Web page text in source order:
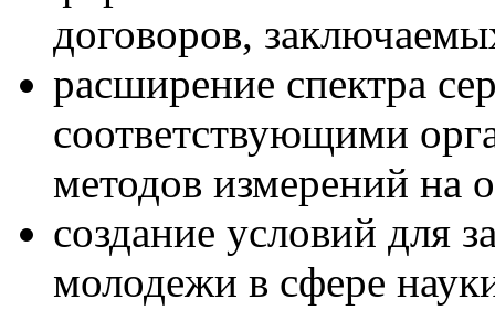
договоров,
расширение спектра
соответствующими
методов измерений на
создание условий для
молодежи в сфере